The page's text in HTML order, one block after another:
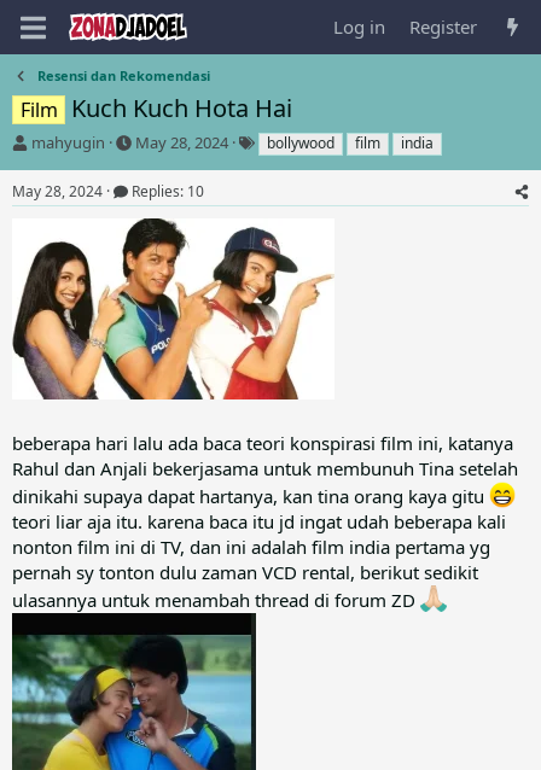
Log in Register
Resensi dan Rekomendasi
Film Kuch Kuch Hota Hai
T
r
e
d
s
t
a
r
t
e
mahyugin
S
a
r
t
d
a
t
e
May 28, 2024
T
a
s
bollywood film india
May 28, 2024 Replies: 10
beberapa hari lalu ada baca teori konspirasi film ini, katanya
Rahul dan Anjali bekerjasama untuk membunuh Tina setelah
dinikahi supaya dapat hartanya, kan tina orang kaya gitu
teori liar aja itu. karena baca itu jd ingat udah beberapa kali
nonton film ini di TV, dan ini adalah film india pertama yg
pernah sy tonton dulu zaman VCD rental, berikut sedikit
ulasannya untuk menambah thread di forum ZD